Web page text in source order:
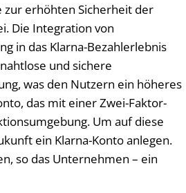
zur erhöhten Sicherheit der
Die Integration von
in das Klarna-Bezahlerlebnis
und sichere
was den Nutzern ein höheres
das mit einer Zwei-Faktor-
Um auf diese
ein Klarna-Konto anlegen.
so das Unternehmen – ein